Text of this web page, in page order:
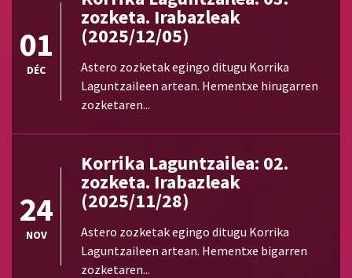
01
DÉC
zozketa. Irabazleak
(2025/12/05)
Astero zozketak egingo ditugu Korrika
Laguntzaileen artean. Hementxe hirugarren
zozketaren...
24
NOV
Korrika Laguntzailea: 02.
zozketa. Irabazleak
(2025/11/28)
Astero zozketak egingo ditugu Korrika
Laguntzaileen artean. Hementxe bigarren
zozketaren...